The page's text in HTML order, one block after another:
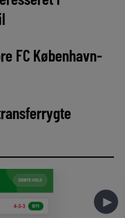
FC København-
►